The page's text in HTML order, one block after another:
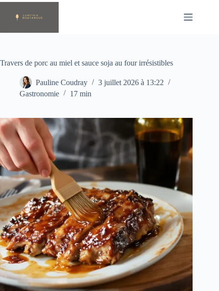
Passer
contenu
Travers de porc au miel et sauce soja au four irrésistibles
Pauline Coudray
3 juillet 2026 à 13:22
Gastronomie
17 min